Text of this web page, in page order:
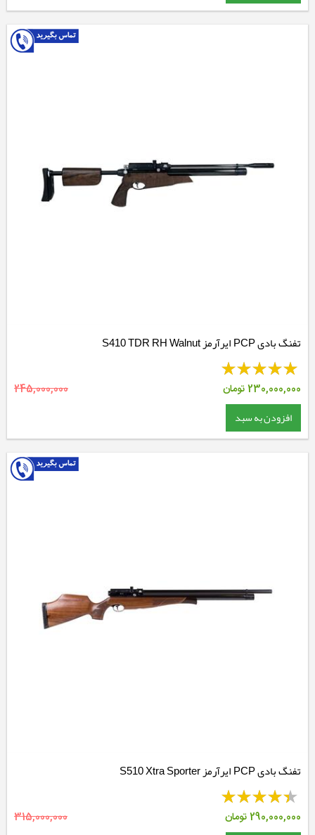
تفنگ بادی PCP ایرآرمز S410 TDR RH Walnut
230,000,000تومان 245,000,000
افزودن به سبد
تفنگ بادی PCP ایرآرمز S510 Xtra Sporter
290,000,000تومان 315,000,000